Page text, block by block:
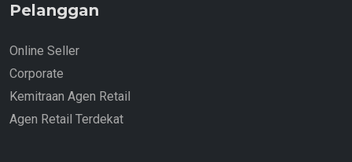
Pelanggan
Online Seller
Corporate
Kemitraan Agen Retail
Agen Retail Terdekat